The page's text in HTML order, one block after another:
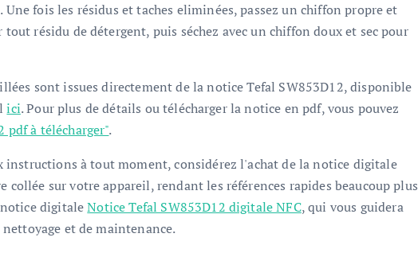
fois les résidus et taches eliminées, passez un chiffon propre et
résidu de détergent, puis séchez avec un chiffon doux et sec pour
sont issues directement de la notice Tefal SW853D12, disponible
ici. Pour plus de détails ou télécharger la notice en pdf, vous pouvez
pdf à télécharger".
instructions à tout moment, considérez l'achat de la notice digitale
collée sur votre appareil, rendant les références rapides beaucoup plus
notice digitaleNotice Tefal SW853D12 digitale NFC, qui vous guidera
nettoyage et de maintenance.